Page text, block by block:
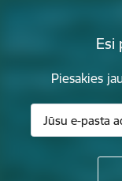
Esi
Piesakies